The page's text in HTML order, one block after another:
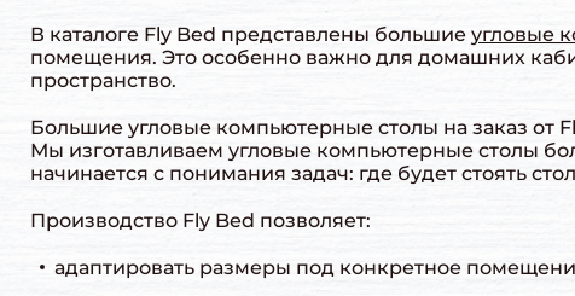
В каталоге Fly Bed представлены большие угловые
помещения. Это особенно важно для домашних
пространство.
Большие угловые компьютерные столы на заказ от
Мы изготавливаем угловые компьютерные столы
начинается с понимания задач: где будет стоять
Производство Fly Bed позволяет:
адаптировать размеры под конкретное